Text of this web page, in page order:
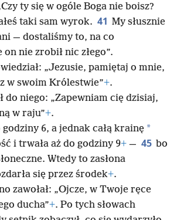
ty się w ogóle Boga nie boisz?
taki sam wyrok. 41 My słusznie
— dostaliśmy to, na co
on nie zrobił nic złego”.
„Jezusie, pamiętaj o mnie,
w swoim Królestwie”+.
do niego: „Zapewniam cię dzisiaj,
w raju”+.
godziny 6, a jednak całą krainę *
i trwała aż do godziny 9+ — 45 bo
Wtedy to zasłona
się przez środek+.
zawołał: „Ojcze, w Twoje ręce
ducha”+. Po tych słowach